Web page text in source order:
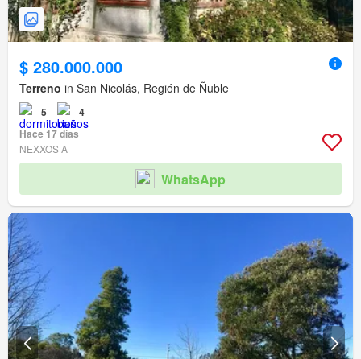
$ 280.000.000
Terreno in San Nicolás, Región de Ñuble
5
4
Hace 17 días
NEXXOS A
WhatsApp